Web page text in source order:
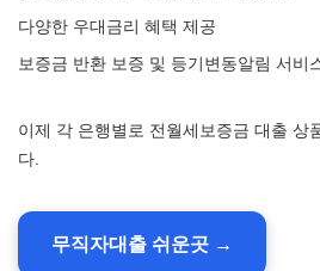
다양한 우대금리 혜택 제공
보증금 반환 보증 및 등기변동알림 서비
이제 각 은행별로 전월세보증금 대출 상
다.
무직자대출 쉬운곳 →